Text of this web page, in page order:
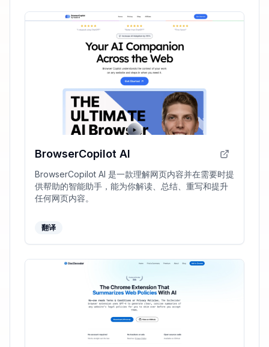
BrowserCopilot AI
BrowserCopilot AI 是一款理解网页内容并在需要时提
供帮助的智能助手，能为你解读、总结、重写和提升
任何网页内容。
翻译